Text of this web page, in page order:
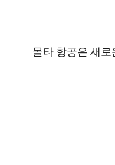
몰타 항공은 새